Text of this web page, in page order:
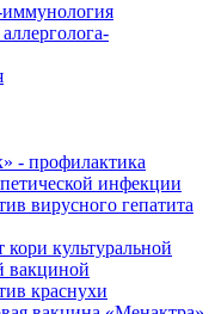
- профилактика
инфекции
вирусного гепатита
культуральной
вакциной
краснухи